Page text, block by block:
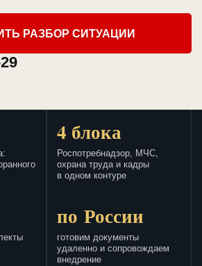
РАЗБОР СИТУАЦИИ
4 блока
Роспотребнадзор, МЧС,
охрана труда и кадры
в одном контуре
по России
готовим документы
удаленно и сопровождаем
внедрение